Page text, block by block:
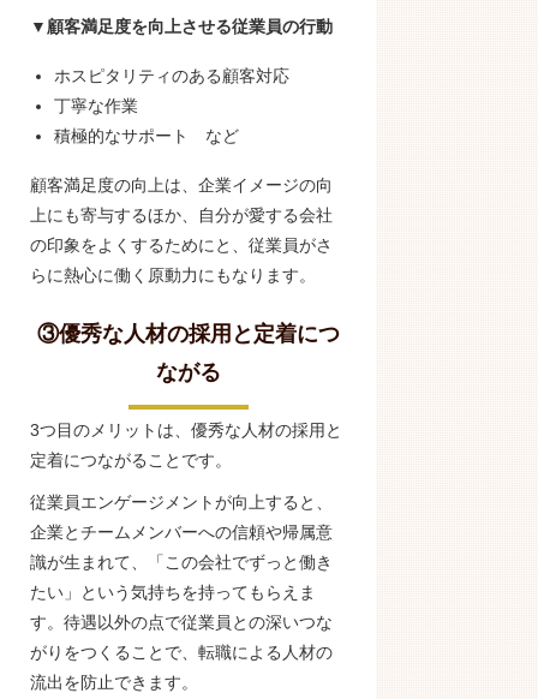
▼顧客満足度を向上させる従業員の行動
ホスピタリティのある顧客対応
丁寧な作業
積極的なサポート など
顧客満足度の向上は、企業イメージの向
上にも寄与するほか、自分が愛する会社
の印象をよくするためにと、従業員がさ
らに熱心に働く原動力にもなります。
③優秀な人材の採用と定着につ
ながる
3つ目のメリットは、優秀な人材の採用と
定着につながることです。
従業員エンゲージメントが向上すると、
企業とチームメンバーへの信頼や帰属意
識が生まれて、「この会社でずっと働き
たい」という気持ちを持ってもらえま
す。待遇以外の点で従業員との深いつな
がりをつくることで、転職による人材の
流出を防止できます。